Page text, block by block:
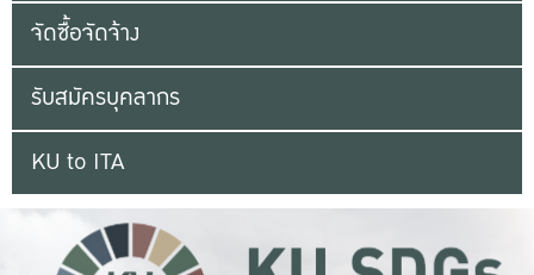
จัดซื้อจัดจ้าง
รับสมัครบุคลากร
KU to ITA